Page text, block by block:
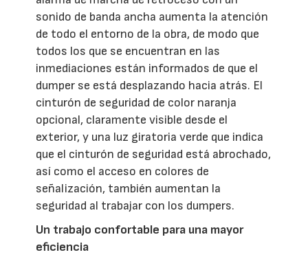
sonido de banda ancha aumenta la atención
de todo el entorno de la obra, de modo que
todos los que se encuentran en las
inmediaciones están informados de que el
dumper se está desplazando hacia atrás. El
cinturón de seguridad de color naranja
opcional, claramente visible desde el
exterior, y una luz giratoria verde que indica
que el cinturón de seguridad está abrochado,
así como el acceso en colores de
señalización, también aumentan la
seguridad al trabajar con los dumpers.
Un trabajo confortable para una mayor
eficiencia